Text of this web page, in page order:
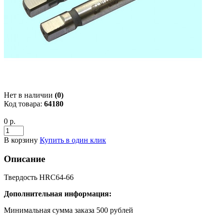
Нет в наличии (0)
Код товара: 64180
0 р.
В корзину Купить в один клик
Описание
Твердость HRC64-66
Дополнительная информация:
Минимальная сумма заказа 500 рублей